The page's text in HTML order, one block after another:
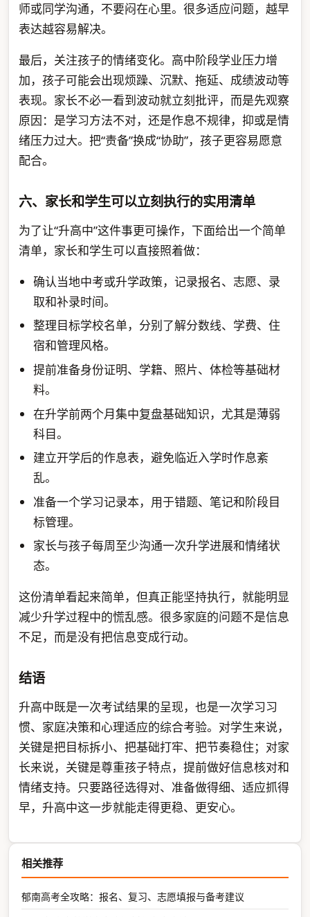
师或同学沟通，不要闷在心里。很多适应问题，越早
表达越容易解决。
最后，关注孩子的情绪变化。高中阶段学业压力增
加，孩子可能会出现烦躁、沉默、拖延、成绩波动等
表现。家长不必一看到波动就立刻批评，而是先观察
原因：是学习方法不对，还是作息不规律，抑或是情
绪压力过大。把“责备”换成“协助”，孩子更容易愿意
配合。
六、家长和学生可以立刻执行的实用清单
为了让“升高中”这件事更可操作，下面给出一个简单
清单，家长和学生可以直接照着做：
确认当地中考或升学政策，记录报名、志愿、录
取和补录时间。
整理目标学校名单，分别了解分数线、学费、住
宿和管理风格。
提前准备身份证明、学籍、照片、体检等基础材
料。
在升学前两个月集中复盘基础知识，尤其是薄弱
科目。
建立开学后的作息表，避免临近入学时作息紊
乱。
准备一个学习记录本，用于错题、笔记和阶段目
标管理。
家长与孩子每周至少沟通一次升学进展和情绪状
态。
这份清单看起来简单，但真正能坚持执行，就能明显
减少升学过程中的慌乱感。很多家庭的问题不是信息
不足，而是没有把信息变成行动。
结语
升高中既是一次考试结果的呈现，也是一次学习习
惯、家庭决策和心理适应的综合考验。对学生来说，
关键是把目标拆小、把基础打牢、把节奏稳住；对家
长来说，关键是尊重孩子特点，提前做好信息核对和
情绪支持。只要路径选得对、准备做得细、适应抓得
早，升高中这一步就能走得更稳、更安心。
相关推荐
郁南高考全攻略：报名、复习、志愿填报与备考建议